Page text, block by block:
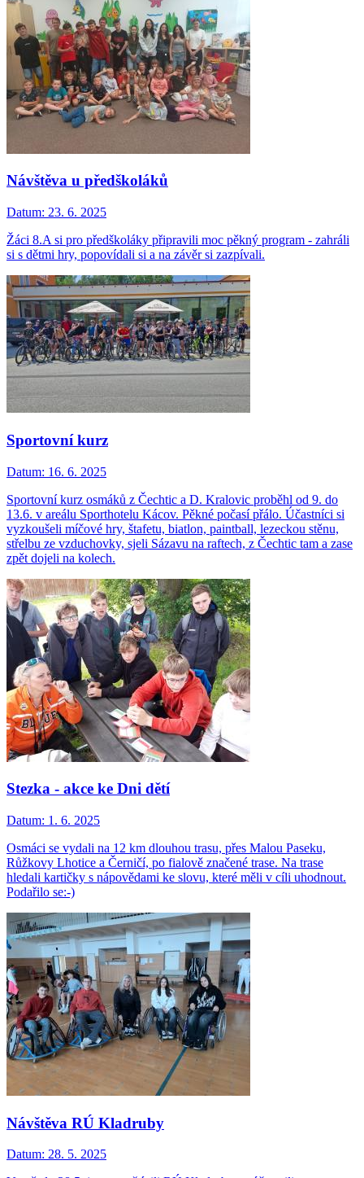
Návštěva u předškoláků
Datum: 23. 6. 2025
Žáci 8.A si pro předškoláky připravili moc pěkný program - zahráli
si s dětmi hry, popovídali si a na závěr si zazpívali.
Sportovní kurz
Datum: 16. 6. 2025
Sportovní kurz osmáků z Čechtic a D. Kralovic proběhl od 9. do
13.6. v areálu Sporthotelu Kácov. Pěkné počasí přálo. Účastníci si
vyzkoušeli míčové hry, štafetu, biatlon, paintball, lezeckou stěnu,
střelbu ze vzduchovky, sjeli Sázavu na raftech, z Čechtic tam a zase
zpět dojeli na kolech.
Stezka - akce ke Dni dětí
Datum: 1. 6. 2025
Osmáci se vydali na 12 km dlouhou trasu, přes Malou Paseku,
Růžkovy Lhotice a Černičí, po fialově značené trase. Na trase
hledali kartičky s nápovědami ke slovu, které měli v cíli uhodnout.
Podařilo se:-)
Návštěva RÚ Kladruby
Datum: 28. 5. 2025